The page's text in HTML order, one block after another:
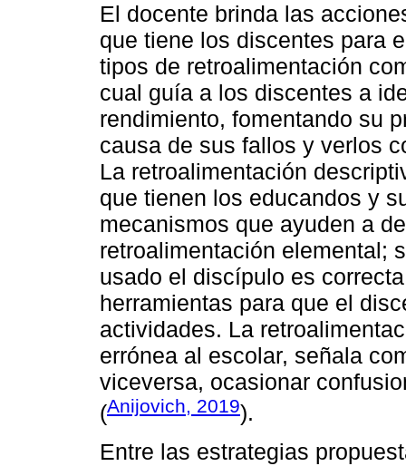
El docente brinda las
que tiene los discentes para
tipos de retroalimentación
cual guía a los discentes a
rendimiento, fomentando su
causa de sus fallos y verlos
La retroalimentación
que tienen los educandos y
mecanismos que ayuden a
retroalimentación elemental;
usado el discípulo es
herramientas para que el
actividades. La
errónea al escolar, señala
viceversa, ocasionar
(Anijovich, 2019).
Entre las estrategias